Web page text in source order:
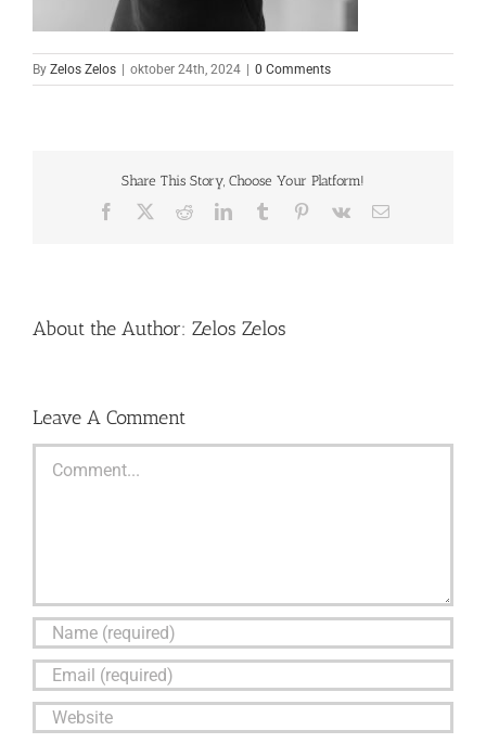
By Zelos Zelos oktober 24th, 2024 0 Comments
Share This Story, Choose Your Platform!
Facebook RedditLinkedInTumblr Pinterest
Vk Email
About the Author: Zelos Zelos
Leave A Comment